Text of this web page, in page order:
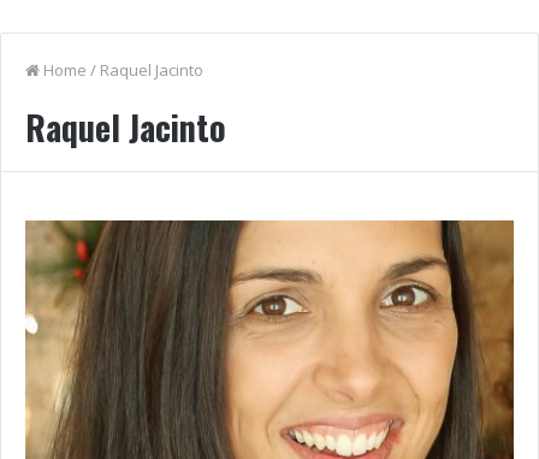
Home / Raquel Jacinto
Raquel Jacinto